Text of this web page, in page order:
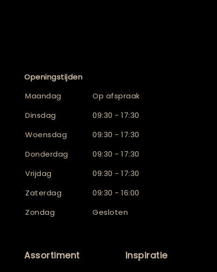
Openingstijden
Maandag
Op afspraak
Dinsdag
09:30 - 17:30
Woensdag
09:30 - 17:30
Donderdag
09:30 - 17:30
Vrijdag
09:30 - 17:30
Zaterdag
09:30 - 16:00
Zondag
Gesloten
Assortiment Inspiratie